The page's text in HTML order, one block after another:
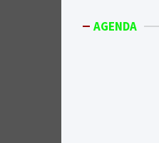
AGENDA